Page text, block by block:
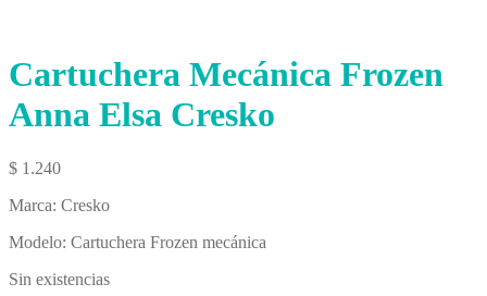
Cartuchera Mecánica Frozen
Anna Elsa Cresko
$ 1.240
Marca: Cresko
Modelo: Cartuchera Frozen mecánica
Sin existencias